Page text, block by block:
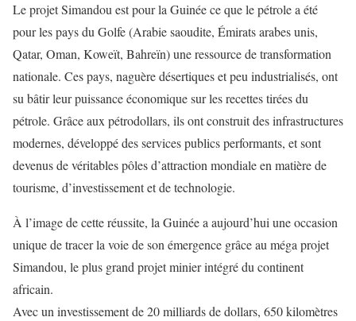
Le projet Simandou est pour la Guinée ce que le pétrole a été
pour les pays du Golfe (Arabie saoudite, Émirats arabes unis,
Qatar, Oman, Koweït, Bahreïn) une ressource de transformation
nationale. Ces pays, naguère désertiques et peu industrialisés, ont
su bâtir leur puissance économique sur les recettes tirées du
pétrole. Grâce aux pétrodollars, ils ont construit des infrastructures
modernes, développé des services publics performants, et sont
devenus de véritables pôles d’attraction mondiale en matière de
tourisme, d’investissement et de technologie.
À l’image de cette réussite, la Guinée a aujourd’hui une occasion
unique de tracer la voie de son émergence grâce au méga projet
Simandou, le plus grand projet minier intégré du continent
africain.
Avec un investissement de 20 milliards de dollars, 650 kilomètres